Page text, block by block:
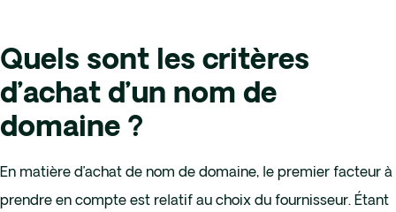
Quels sont les critères
d’achat d’un nom de
domaine ?
En matière d’achat de nom de domaine, le premier facteur à
prendre en compte est relatif au choix du fournisseur. Étant